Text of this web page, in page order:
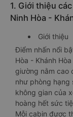
1. Giới thiệu
Ninh Hòa -
Giới thiệu
Điểm nhấn nổi
Hòa - Khánh
giường nằm cao
như phòng hạng
không gian của
hoàng hết sức
Mỗi cabin được